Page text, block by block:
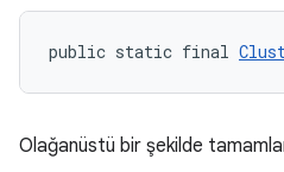
public static final
Olağanüstü bir şekilde